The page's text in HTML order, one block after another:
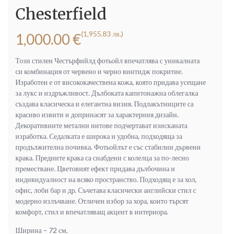
Chesterfield
1,000.00€(1,955.83 лв.)
Този стилен Честърфийлд фотьойл впечатлява с уникалната
си комбинация от червено и черно винтидж покритие.
Изработен е от висококачествена кожа, която придава усещане
за лукс и издръжливост. Дълбоката капитонажна облегалка
създава класическа и елегантна визия. Подлакътниците са
красиво извити и допринасят за характерния дизайн.
Декоративните метални нитове подчертават изисканата
изработка. Седалката е широка и удобна, подходяща за
продължителна почивка. Фотьойлът е със стабилни дървени
крака. Предните крака са снабдени с колелца за по-лесно
преместване. Цветовият ефект придава дълбочина и
индивидуалност на всяко пространство. Подходящ е за хол,
офис, лоби бар и др. Съчетава класически английски стил с
модерно излъчване. Отличен избор за хора, които търсят
комфорт, стил и впечатляващ акцент в интериора.
Ширина – 72 см.